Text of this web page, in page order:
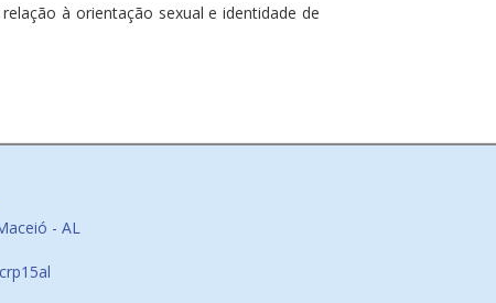
à orientação sexual e identidade de
- AL